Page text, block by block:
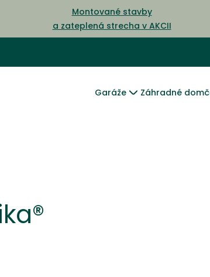
Montované stavby
a zateplená strecha v AKCII
Garáže Záhradné